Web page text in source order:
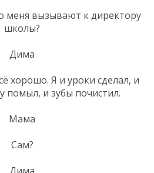
меня вызывают к директору
школы?
Дима
хорошо. Я и уроки сделал, и
помыл, и зубы почистил.
Мама
Сам?
Дима